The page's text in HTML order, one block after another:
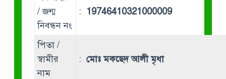
/ জন্ম
নিবন্ধন নং
: 19746410321000009
পিতা /
স্বামীর
নাম
: মোঃ মকছেদ আলী মৃধা